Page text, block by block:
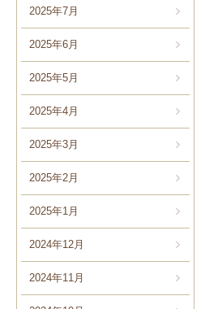
2025年7月
2025年6月
2025年5月
2025年4月
2025年3月
2025年2月
2025年1月
2024年12月
2024年11月